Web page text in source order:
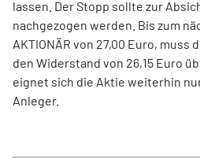
lassen. Der Stopp sollte zur
nachgezogen werden. Bis zum
AKTIONÄR von 27,00 Euro, muss
den Widerstand von 26,15 Euro
eignet sich die Aktie weiterhin
Anleger.